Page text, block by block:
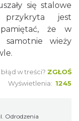
się stalowe
przykryta jest
że w
samotnie wieży
w treści? ZGŁOŚ
Wyświetlenia: 1245
Odrodzenia